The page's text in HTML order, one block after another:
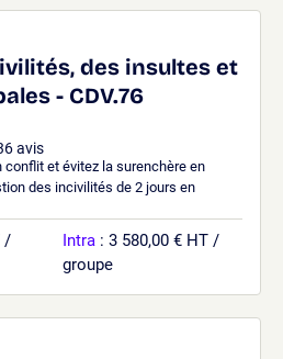
des insultes et
- CDV.76
avis
conflit et évitez la surenchère en
des incivilités de 2 jours en
/
Intra : 3 580,00 € HT /
groupe